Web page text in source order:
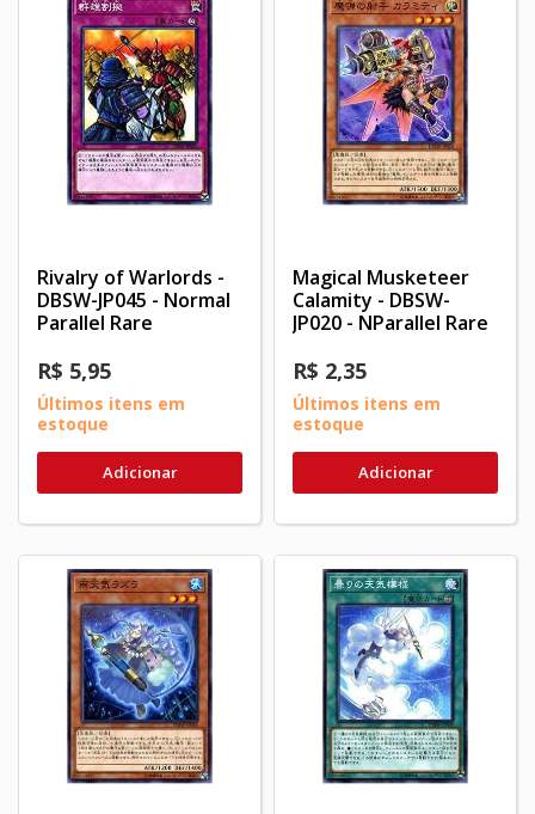
Rivalry of Warlords -
DBSW-JP045 - Normal
Parallel Rare
R$ 5,95
Últimos itens em
estoque
Adicionar
Magical Musketeer
Calamity - DBSW-
JP020 - NParallel Rare
R$ 2,35
Últimos itens em
estoque
Adicionar